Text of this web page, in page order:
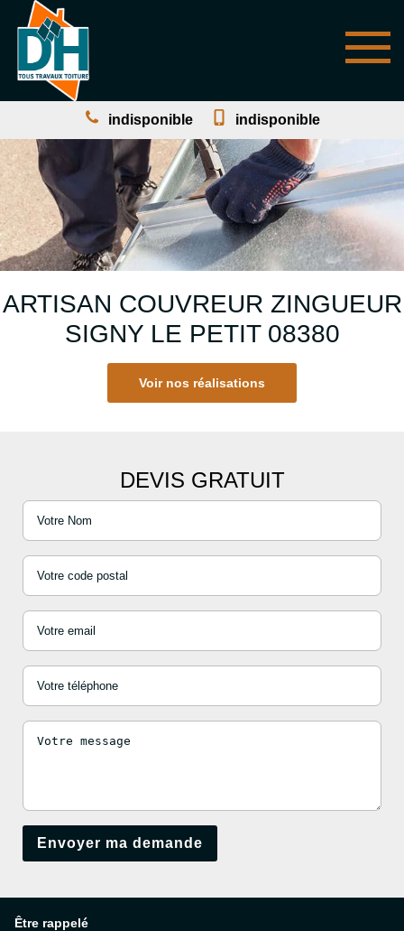
indisponible indisponible
ARTISAN COUVREUR ZINGUEUR
SIGNY LE PETIT 08380
Voir nos réalisations
DEVIS GRATUIT
Être rappelé